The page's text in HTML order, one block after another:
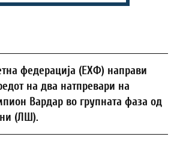
федерација (ЕХФ) направи
на два натпревари на
Вардар во групната фаза од
(ЛШ).